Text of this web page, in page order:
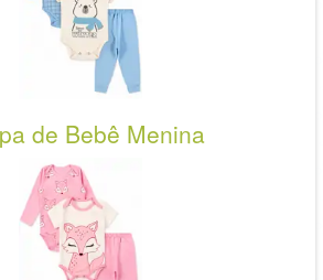
de Bebê Menina